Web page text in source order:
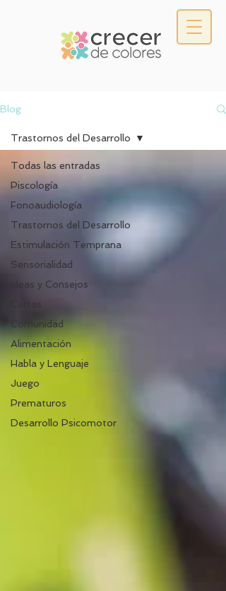
Blog
Todas las entradas
Piscología
Fonoaudiología
Trastornos del Desarrollo
Estimulación Temprana
Sensorialidad
Ideas y Consejos
Cartas
Comunidad
Alimentación
Habla y Lenguaje
Juego
Prematuros
Desarrollo Psicomotor
Trastornos del Desarrollo